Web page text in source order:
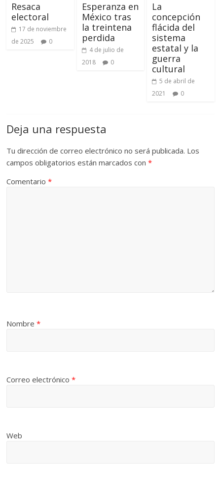
Resaca
electoral
17 de noviembre
de 2025
0
Esperanza en
México tras
la treintena
perdida
4 de julio de
2018
0
La
concepción
flácida del
sistema
estatal y la
guerra
cultural
5 de abril de
2021
0
Deja una respuesta
Tu dirección de correo electrónico no será publicada. Los
campos obligatorios están marcados con*
Comentario*
Nombre*
Correo electrónico*
Web